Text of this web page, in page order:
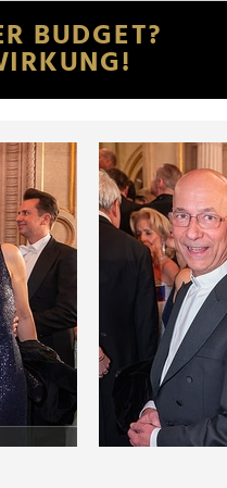
an unsere Partner
mit weiteren
Dienste gesammelt haben.